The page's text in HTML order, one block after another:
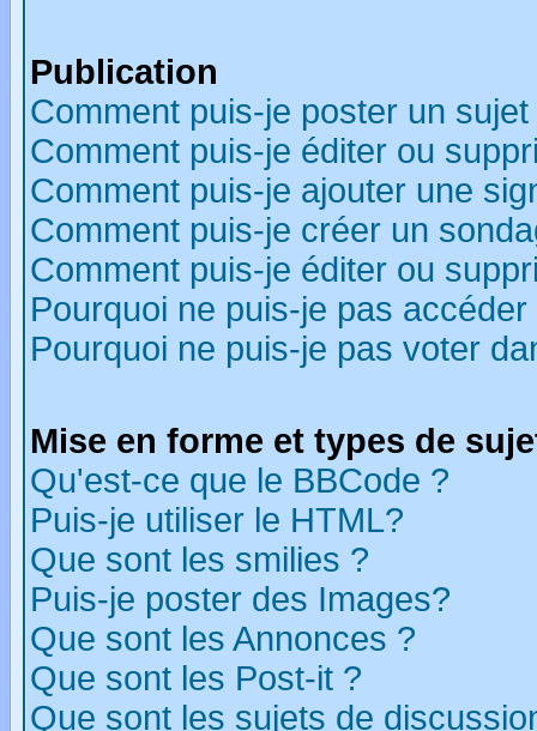
Publication
Comment puis-je poster un
Comment puis-je éditer ou
Comment puis-je ajouter une
Comment puis-je créer un
Comment puis-je éditer ou
Pourquoi ne puis-je pas
Pourquoi ne puis-je pas voter
Mise en forme et types de
Qu'est-ce que le BBCode ?
Puis-je utiliser le HTML?
Que sont les smilies ?
Puis-je poster des Images?
Que sont les Annonces ?
Que sont les Post-it ?
Que sont les sujets de